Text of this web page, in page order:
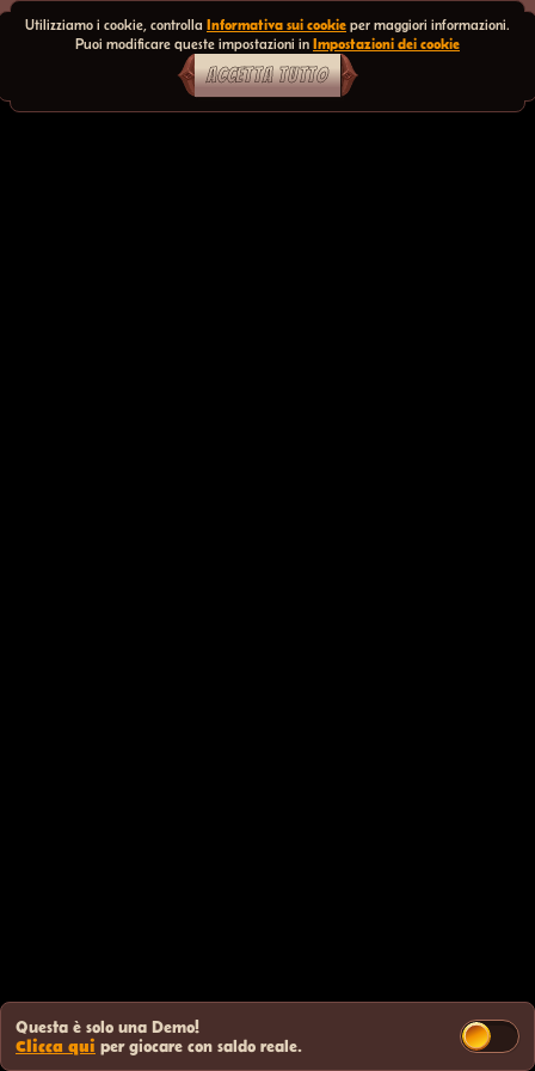
Questa è solo una Demo!
Clicca qui per giocare con saldo reale.
Utilizziamo i cookie, controlla Informativa sui cookie per maggiori informazioni.
Puoi modificare queste impostazioni in Impostazioni dei cookie
ACCETTA TUTTO